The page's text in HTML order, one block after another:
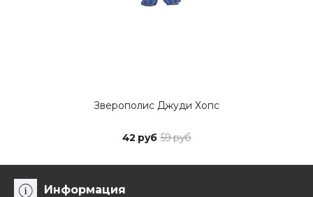
Зверополис Джуди Хопс
42 руб 59 руб
Информация